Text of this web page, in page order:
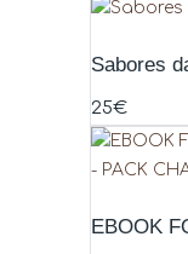
Sabores
25€
EBOOK